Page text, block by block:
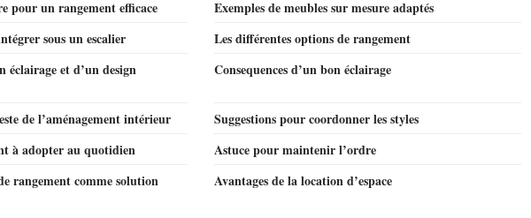
pour un rangement efficace
Exemples de meubles sur mesure adaptés
sous un escalier
Les différentes options de rangement
éclairage et d’un design
Consequences d’un bon éclairage
de l’aménagement intérieur
Suggestions pour coordonner les styles
à adopter au quotidien
Astuce pour maintenir l’ordre
rangement comme solution
Avantages de la location d’espace